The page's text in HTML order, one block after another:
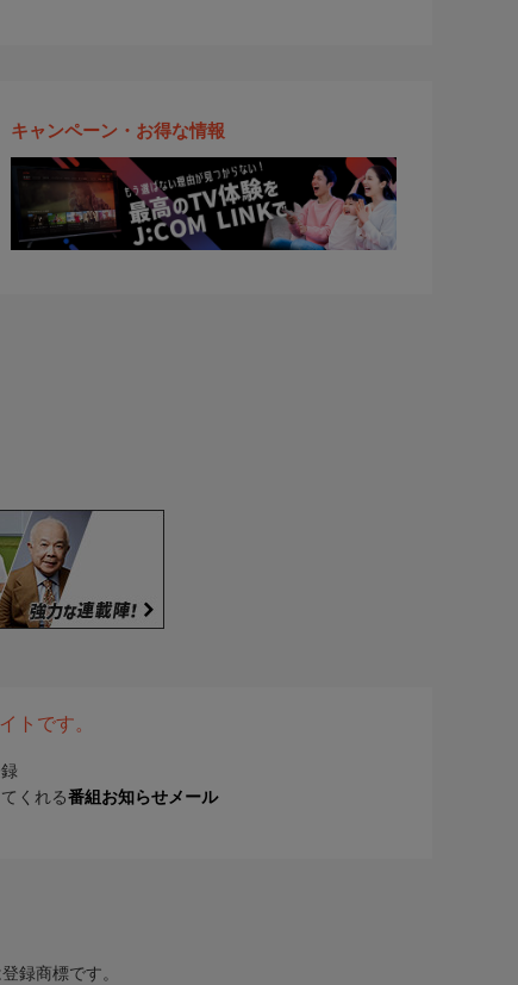
キャンペーン・お得な情報
トです。
くれる番組お知らせメール
録商標です。